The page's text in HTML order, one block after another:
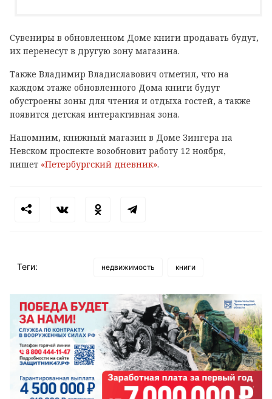
Сувениры в обновленном Доме книги продавать будут,
их перенесут в другую зону магазина.
Также Владимир Владиславович отметил, что на
каждом этаже обновленного Дома книги будут
обустроены зоны для чтения и отдыха гостей, а также
появится детская интерактивная зона.
Напомним, книжный магазин в Доме Зингера на
Невском проспекте возобновит работу 12 ноября,
пишет «Петербургский дневник».
Теги: недвижимость книги